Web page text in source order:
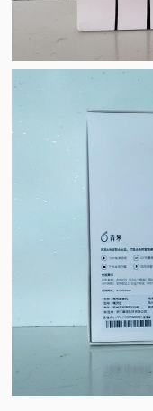
题